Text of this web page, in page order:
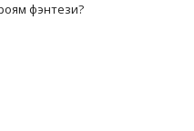
фэнтези?